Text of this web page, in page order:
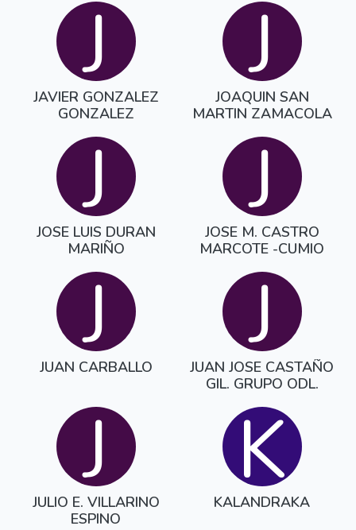
J
JAVIER GONZALEZ
GONZALEZ
J
JOAQUIN SAN
MARTIN ZAMACOLA
J
JOSE LUIS DURAN
MARIÑO
J
JOSE M. CASTRO
MARCOTE -CUMIO
J
JUAN CARBALLO J
JUAN JOSE CASTAÑO
GIL. GRUPO ODL.
J
JULIO E. VILLARINO
ESPINO
K
KALANDRAKA